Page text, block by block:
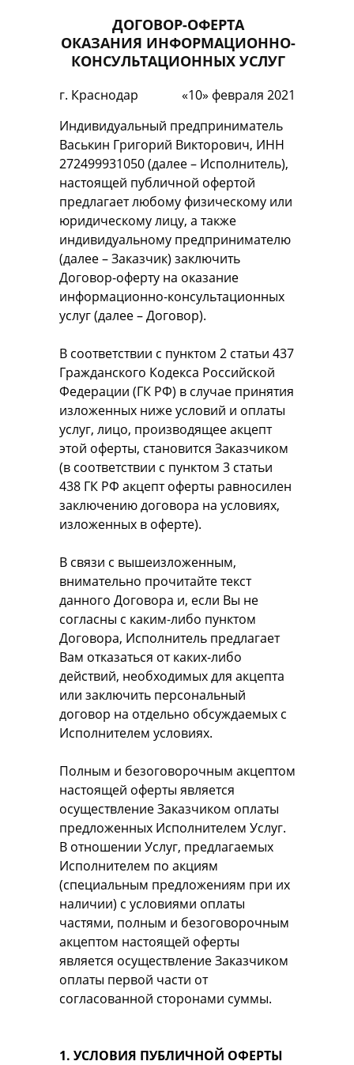
ДОГОВОР-ОФЕРТА
ОКАЗАНИЯ ИНФОРМАЦИОННО-
КОНСУЛЬТАЦИОННЫХ УСЛУГ
Индивидуальный предприниматель
Васькин Григорий Викторович, ИНН
272499931050 (далее – Исполнитель),
настоящей публичной офертой
предлагает любому физическому или
юридическому лицу, а также
индивидуальному предпринимателю
(далее – Заказчик) заключить
Договор-оферту на оказание
информационно-консультационных
услуг (далее – Договор).
В соответствии с пунктом 2 статьи 437
Гражданского Кодекса Российской
Федерации (ГК РФ) в случае принятия
изложенных ниже условий и оплаты
услуг, лицо, производящее акцепт
этой оферты, становится Заказчиком
(в соответствии с пунктом 3 статьи
438 ГК РФ акцепт оферты равносилен
заключению договора на условиях,
изложенных в оферте).
В связи с вышеизложенным,
внимательно прочитайте текст
данного Договора и, если Вы не
согласны с каким-либо пунктом
Договора, Исполнитель предлагает
Вам отказаться от каких-либо
действий, необходимых для акцепта
или заключить персональный
договор на отдельно обсуждаемых с
Исполнителем условиях.
Полным и безоговорочным акцептом
настоящей оферты является
осуществление Заказчиком оплаты
предложенных Исполнителем Услуг.
В отношении Услуг, предлагаемых
Исполнителем по акциям
(специальным предложениям при их
наличии) с условиями оплаты
частями, полным и безоговорочным
акцептом настоящей оферты
является осуществление Заказчиком
оплаты первой части от
согласованной сторонами суммы.
1. УСЛОВИЯ ПУБЛИЧНОЙ ОФЕРТЫ
г. Краснодар «10» февраля 2021